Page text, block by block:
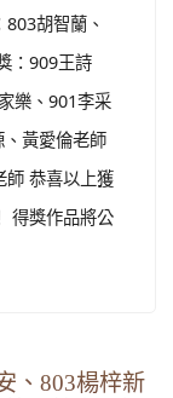
胡智蘭、
：909王詩
樂、901李采
黃愛倫老師
師 恭喜以上獲
得獎作品將公
、803楊梓新